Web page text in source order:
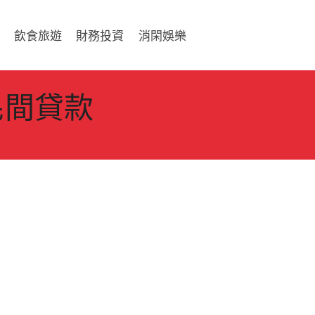
飲食旅遊 財務投資 消閑娛樂
貸款